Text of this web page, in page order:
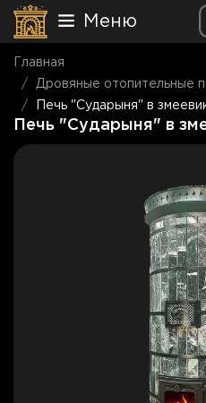
Меню
Главная
Дровяные отопительные
Печь "Сударыня" в
Печь "Сударыня" в